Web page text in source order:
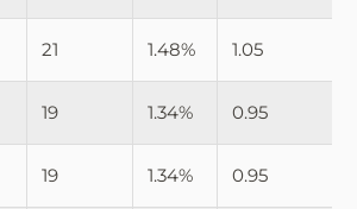
21 1.48% 1.05
19 1.34% 0.95
19 1.34% 0.95